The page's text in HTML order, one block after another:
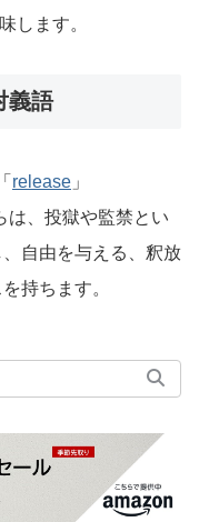
します。
義語
release 」
は、投獄や監禁とい
自由を与える、釈放
持ちます。